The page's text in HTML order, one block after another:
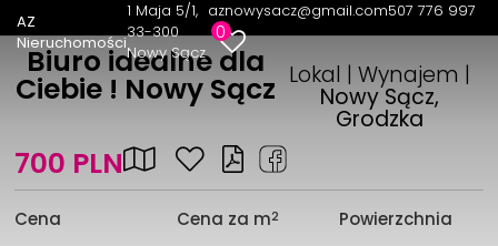
AZ
Nieruchomości
1 Maja 5/1
33-300
Nowy Sącz
aznowysacz@gmail.com507 776 997
0
Biuro idealne dla
Ciebie ! Nowy Sącz Lokal | Wynajem |
Nowy Sącz,
Grodzka
700 PLN
Cena Cena za m2 Powierzchnia